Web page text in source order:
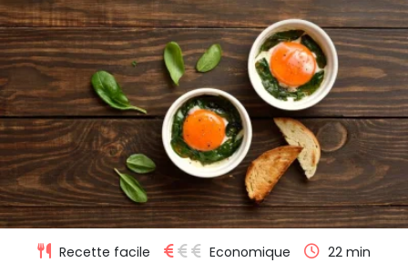
Recette facile Economique
22 min